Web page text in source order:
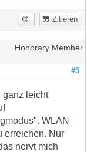
Zitieren
Honorary Member
#5
ganz leicht
WLAN
erreichen. Nur
nervt mich